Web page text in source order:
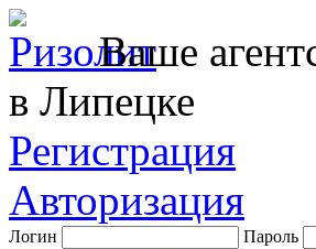
Ваше
в Липецке
Регистрация
Авторизация
Логин Пароль